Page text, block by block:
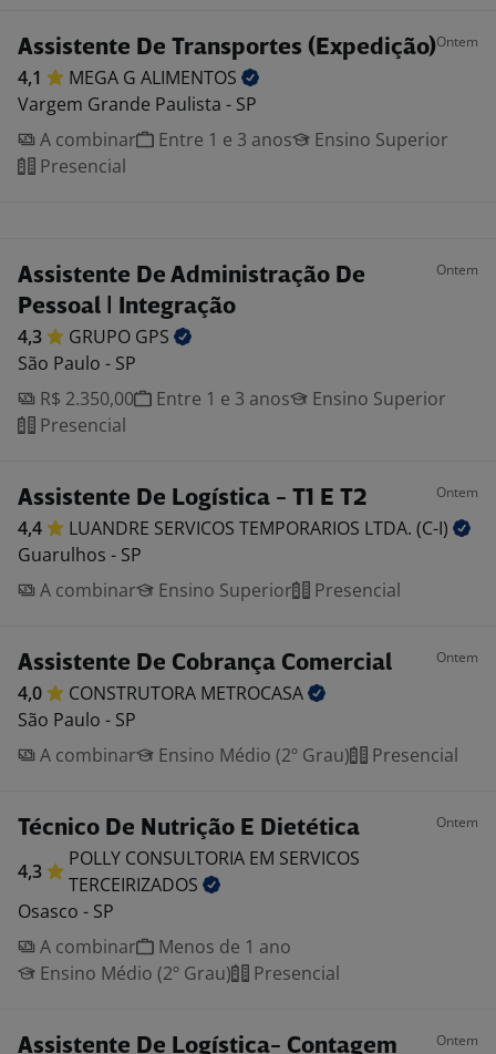
Assistente De Transportes (Expedição)Ontem
4,1 MEGA G ALIMENTOS
Vargem Grande Paulista - SP
A combinar
Entre 1 e 3 anos
Ensino Superior
Presencial
Assistente De Administração De
Pessoal | Integração
Ontem
4,3 GRUPO GPS
São Paulo - SP
R$ 2.350,00
Entre 1 e 3 anos
Ensino Superior
Presencial
Assistente De Logística - T1 E T2 Ontem
4,4 LUANDRE SERVICOS TEMPORARIOS LTDA. (C-I)
Guarulhos - SP
A combinar
Ensino Superior Presencial
Assistente De Cobrança Comercial Ontem
4,0 CONSTRUTORA METROCASA
São Paulo - SP
A combinar
Ensino Médio (2º Grau) Presencial
Técnico De Nutrição E Dietética Ontem
4,3
POLLY CONSULTORIA EM SERVICOS
TERCEIRIZADOS
Osasco - SP
A combinar
Menos de 1 ano
Ensino Médio (2º Grau)
Presencial
Assistente De Logística- Contagem Ontem